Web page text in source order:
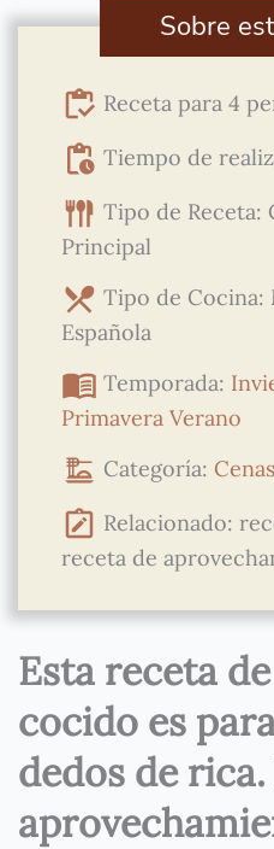
Sobre
Receta para 4
Tiempo de
Tipo de Receta:
Principal
Tipo de Cocina:
Española
Temporada:
Primavera Verano
Categoría: Cenas
Relacionado:
receta de
Esta receta
cocido es
dedos de